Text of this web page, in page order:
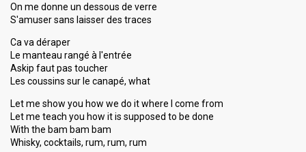
On me donne un dessous de verre
S'amuser sans laisser des traces
Ca va déraper
Le manteau rangé à l'entrée
Askip faut pas toucher
Les coussins sur le canapé, what
Let me show you how we do it where I come from
Let me teach you how it is supposed to be done
With the bam bam bam
Whisky, cocktails, rum, rum, rum